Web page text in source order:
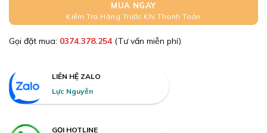
MUA NGAY
Kiểm Tra Hàng Trước Khi Thanh Toán
Gọi đặt mua: 0374.378.254 (Tư vấn miễn phí)
LIÊN HỆ ZALO
Lực Nguyễn
GỌI HOTLINE